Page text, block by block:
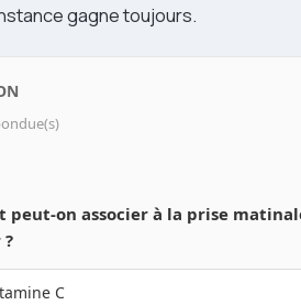
gagne toujours.
peut-on associer à la prise
C